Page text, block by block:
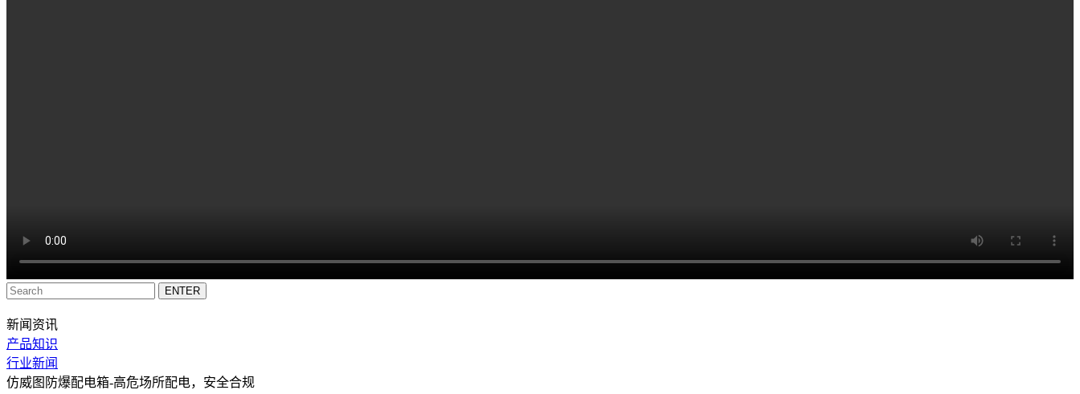
新闻资讯
产品知识
行业新闻
仿威图防爆配电箱-高危场所配电，安全合规